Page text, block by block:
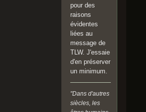
pour des
raisons
évidentes
liées au
message de
TLW. J'essaie
d'en préserver
un minimum.
"Dans d'autres
siècles, les